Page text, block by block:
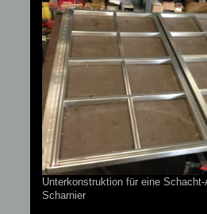
Unterkonstruktion für eine
Scharnier